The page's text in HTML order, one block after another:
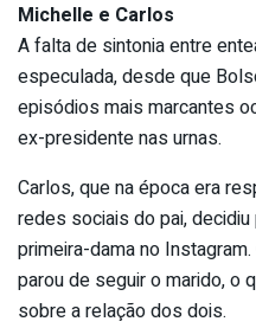
Michelle e Carlos
A falta de sintonia entre
especulada, desde que
episódios mais marcantes
ex-presidente nas urnas.
Carlos, que na época era
redes sociais do pai,
primeira-dama no
parou de seguir o marido, o
sobre a relação dos dois.